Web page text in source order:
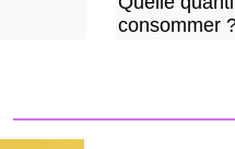
consommer